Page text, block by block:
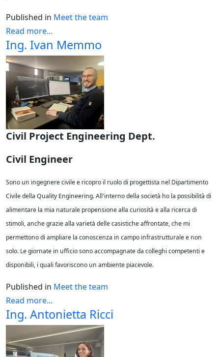
Published in Meet the team
Read more...
Ing. Ivan Memmo
Civil Project Engineering Dept.
Civil Engineer
Sono un ingegnere civile e ricopro il ruolo di progettista nel Dipartimento
Civile della Quality Engineering. All'interno della società ho la possibilità di
alimentare la mia naturale propensione alla curiosità e alla ricerca di
stimoli, anche grazie alla varietà delle casistiche affrontate, che mi
permettono di ampliare la conoscenza in campo infrastrutturale e non
solo. Le giornate in ufficio sono accompagnate da colleghi competenti e
disponibili, i quali favoriscono un ambiente piacevole.
Published in Meet the team
Read more...
Ing. Antonietta Ricci